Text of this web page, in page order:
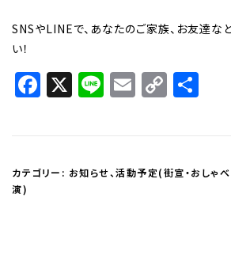
SNSやLINEで、あなたのご家族、お友達な
い！
Facebook
X LineEmail
Copy
カテゴリー: お知らせ、活動予定(街宣・おしゃべ
演)